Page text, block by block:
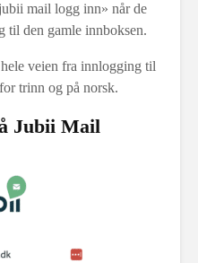
mail logg inn» når de
til den gamle innboksen.
veien fra innlogging til
trinn og på norsk.
Jubii Mail